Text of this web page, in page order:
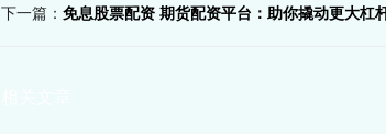
下一篇： 免息股票配资 期货配资平台：助你撬动更大杠